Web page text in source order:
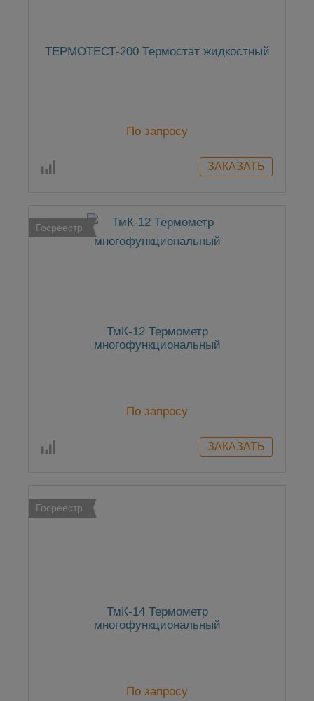
ТЕРМОТЕСТ-200 Термостат жидкостный
По запросу
Госреестр
ТмК-12 Термометр
многофункциональный
По запросу
Госреестр
ТмК-14 Термометр
многофункциональный
По запросу